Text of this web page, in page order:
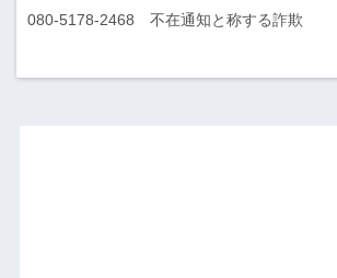
080-5178-2468 不在通知と称する詐欺